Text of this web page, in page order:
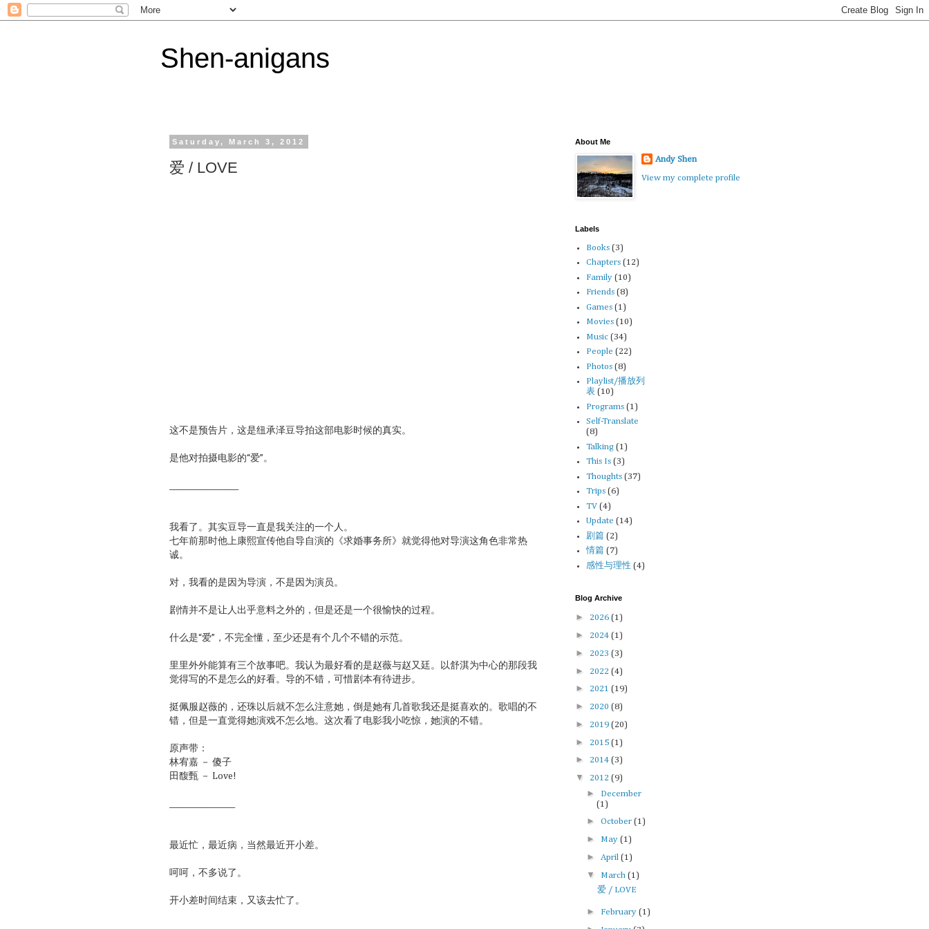
Shen-anigans
Saturday, March 3, 2012
爱 / LOVE
这不是预告片，这是纽承泽豆导拍这部电影时候的真实。
是他对拍摄电影的“爱”。
我看了。其实豆导一直是我关注的一个人。
七年前那时他上康熙宣传他自导自演的《求婚事务所》就觉得他对导演这角色非常热
诚。
对，我看的是因为导演，不是因为演员。
剧情并不是让人出乎意料之外的，但是还是一个很愉快的过程。
什么是“爱”，不完全懂，至少还是有个几个不错的示范。
里里外外能算有三个故事吧。我认为最好看的是赵薇与赵又廷。以舒淇为中心的那段我
觉得写的不是怎么的好看。导的不错，可惜剧本有待进步。
挺佩服赵薇的，还珠以后就不怎么注意她，倒是她有几首歌我还是挺喜欢的。歌唱的不
错，但是一直觉得她演戏不怎么地。这次看了电影我小吃惊，她演的不错。
原声带：
林宥嘉 － 傻子
田馥甄 － Love!
最近忙，最近病，当然最近开小差。
呵呵，不多说了。
开小差时间结束，又该去忙了。
About Me
Andy Shen
View my complete profile
Labels
Books (3)
Chapters (12)
Family (10)
Friends (8)
Games (1)
Movies (10)
Music (34)
People (22)
Photos (8)
Playlist/播放列
表 (10)
Programs (1)
Self-Translate
(8)
Talking (1)
This Is (3)
Thoughts (37)
Trips (6)
TV (4)
Update (14)
剧篇 (2)
情篇 (7)
感性与理性 (4)
Blog Archive
► 2026 (1)
► 2024 (1)
► 2023 (3)
► 2022 (4)
► 2021 (19)
► 2020 (8)
► 2019 (20)
► 2015 (1)
► 2014 (3)
▼ 2012 (9)
►
December
(1)
► October (1)
► May (1)
► April (1)
▼ March (1)
爱 / LOVE
► February (1)